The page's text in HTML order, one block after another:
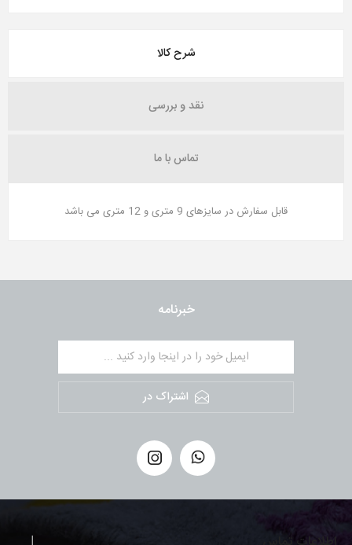
شرح کالا
نقد و بررسی
تماس با ما
قابل سفارش در سایزهای 9 متری و 12 متری می باشد
خبرنامه
اشتراک در